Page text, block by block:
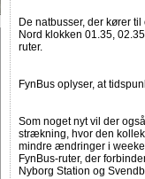
De natbusser, der kører
Nord klokken 01.35,
ruter.
FynBus oplyser, at
Som noget nyt vil der
strækning, hvor den
mindre ændringer i
FynBus-ruter, der
Nyborg Station og